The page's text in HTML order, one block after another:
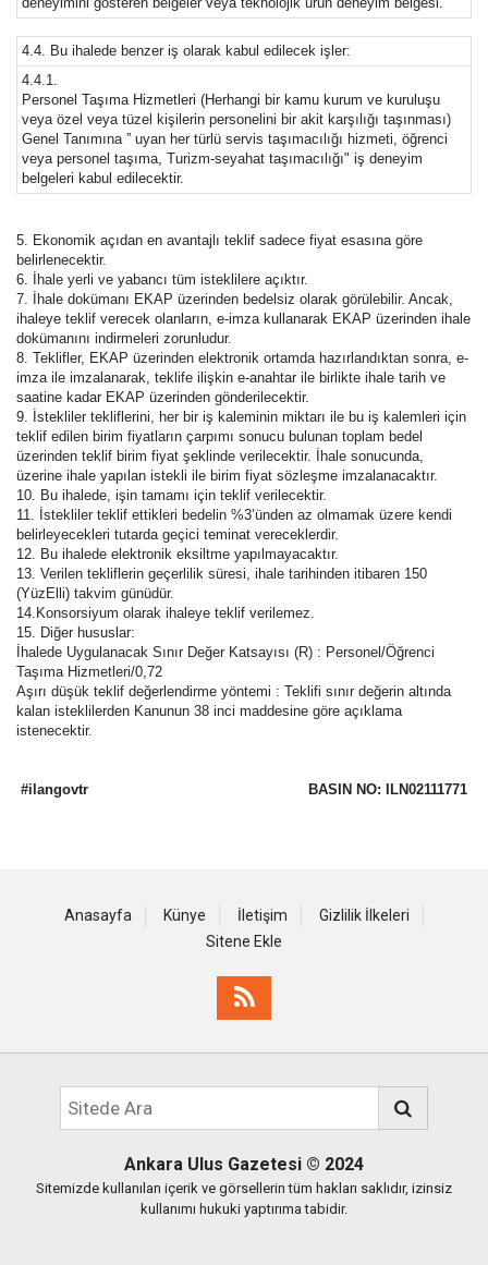
4.4. Bu ihalede benzer iş olarak kabul edilecek işler:
4.4.1.
Personel Taşıma Hizmetleri (Herhangi bir kamu kurum ve kuruluşu
veya özel veya tüzel kişilerin personelini bir akit karşılığı taşınması)
Genel Tanımına ” uyan her türlü servis taşımacılığı hizmeti, öğrenci
veya personel taşıma, Turizm-seyahat taşımacılığı" iş deneyim
belgeleri kabul edilecektir.
5. Ekonomik açıdan en avantajlı teklif sadece fiyat esasına göre
belirlenecektir.
6. İhale yerli ve yabancı tüm isteklilere açıktır.
7. İhale dokümanı EKAP üzerinden bedelsiz olarak görülebilir. Ancak,
ihaleye teklif verecek olanların, e-imza kullanarak EKAP üzerinden ihale
dokümanını indirmeleri zorunludur.
8. Teklifler, EKAP üzerinden elektronik ortamda hazırlandıktan sonra, e-
imza ile imzalanarak, teklife ilişkin e-anahtar ile birlikte ihale tarih ve
saatine kadar EKAP üzerinden gönderilecektir.
9. İstekliler tekliflerini, her bir iş kaleminin miktarı ile bu iş kalemleri için
teklif edilen birim fiyatların çarpımı sonucu bulunan toplam bedel
üzerinden teklif birim fiyat şeklinde verilecektir. İhale sonucunda,
üzerine ihale yapılan istekli ile birim fiyat sözleşme imzalanacaktır.
10. Bu ihalede, işin tamamı için teklif verilecektir.
11. İstekliler teklif ettikleri bedelin %3’ünden az olmamak üzere kendi
belirleyecekleri tutarda geçici teminat vereceklerdir.
12. Bu ihalede elektronik eksiltme yapılmayacaktır.
13. Verilen tekliflerin geçerlilik süresi, ihale tarihinden itibaren 150
(YüzElli) takvim günüdür.
14.Konsorsiyum olarak ihaleye teklif verilemez.
15. Diğer hususlar:
İhalede Uygulanacak Sınır Değer Katsayısı (R) : Personel/Öğrenci
Taşıma Hizmetleri/0,72
Aşırı düşük teklif değerlendirme yöntemi : Teklifi sınır değerin altında
kalan isteklilerden Kanunun 38 inci maddesine göre açıklama
istenecektir.
#ilangovtr BASIN NO: ILN02111771
Anasayfa Künye İletişim
Gizlilik İlkeleri
Sitene Ekle
Ankara Ulus Gazetesi © 2024
Sitemizde kullanılan içerik ve görsellerin tüm hakları saklıdır, izinsiz
kullanımı hukuki yaptırıma tabidir.